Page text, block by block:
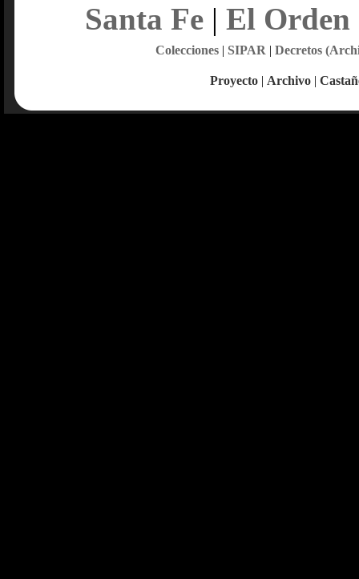
Santa Fe| El Orden
Colecciones| SIPAR | Decretos
Proyecto | Archivo |